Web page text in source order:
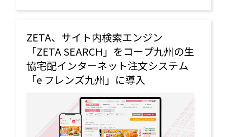
ZETA、サイト内検索エンジン
「ZETA SEARCH」をコープ九州の生
協宅配インターネット注文システム
「e フレンズ九州」に導入